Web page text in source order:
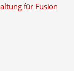
für Fusion